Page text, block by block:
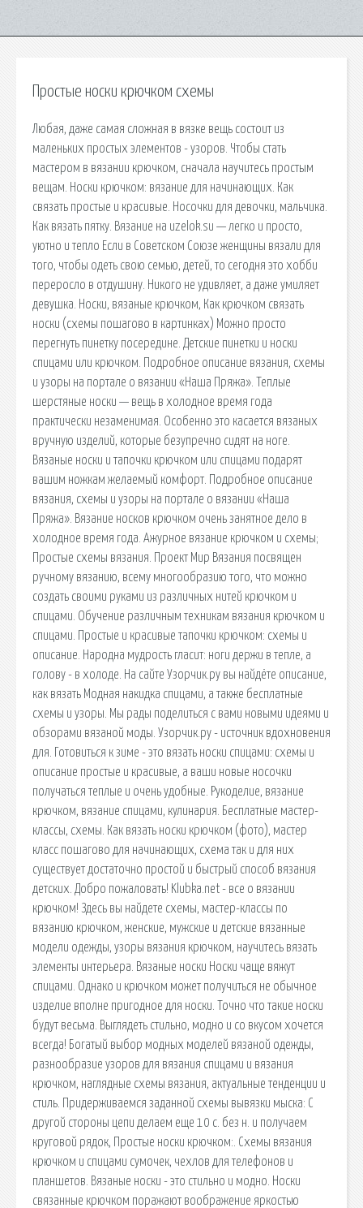
Простые носки крючком схемы
Любая, даже самая сложная в вязке вещь состоит из
маленьких простых элементов - узоров. Чтобы стать
мастером в вязании крючком, сначала научитесь простым
вещам. Носки крючком: вязание для начинающих. Как
связать простые и красивые. Носочки для девочки, мальчика.
Как вязать пятку. Вязание на uzelok.su — легко и просто,
уютно и тепло Если в Советском Союзе женщины вязали для
того, чтобы одеть свою семью, детей, то сегодня это хобби
переросло в отдушину. Никого не удивляет, а даже умиляет
девушка. Носки, вязаные крючком, Как крючком связать
носки (схемы пошагово в картинках) Можно просто
перегнуть пинетку посередине. Детские пинетки и носки
спицами или крючком. Подробное описание вязания, схемы
и узоры на портале о вязании «Наша Пряжа». Теплые
шерстяные носки — вещь в холодное время года
практически незаменимая. Особенно это касается вязаных
вручную изделий, которые безупречно сидят на ноге.
Вязаные носки и тапочки крючком или спицами подарят
вашим ножкам желаемый комфорт. Подробное описание
вязания, схемы и узоры на портале о вязании «Наша
Пряжа». Вязание носков крючком очень занятное дело в
холодное время года. Ажурное вязание крючком и схемы;
Простые схемы вязания. Проект Мир Вязания посвящен
ручному вязанию, всему многообразию того, что можно
создать своими руками из различных нитей крючком и
спицами. Обучение различным техникам вязания крючком и
спицами. Простые и красивые тапочки крючком: схемы и
описание. Народна мудрость гласит: ноги держи в тепле, а
голову - в холоде. На сайте Узорчик.ру вы найдёте описание,
как вязать Модная накидка спицами, а также бесплатные
схемы и узоры. Мы рады поделиться с вами новыми идеями и
обзорами вязаной моды. Узорчик.ру - источник вдохновения
для. Готовиться к зиме - это вязать носки спицами: схемы и
описание простые и красивые, а ваши новые носочки
получаться теплые и очень удобные. Рукоделие, вязание
крючком, вязание спицами, кулинария. Бесплатные мастер-
классы, схемы. Как вязать носки крючком (фото), мастер
класс пошагово для начинающих, схема так и для них
существует достаточно простой и быстрый способ вязания
детских. Добро пожаловать! Klubka.net - все о вязании
крючком! Здесь вы найдете схемы, мастер-классы по
вязанию крючком, женские, мужские и детские вязанные
модели одежды, узоры вязания крючком, научитесь вязать
элементы интерьера. Вязаные носки Носки чаще вяжут
спицами. Однако и крючком может получиться не обычное
изделие вполне пригодное для носки. Точно что такие носки
будут весьма. Выглядеть стильно, модно и со вкусом хочется
всегда! Богатый выбор модных моделей вязаной одежды,
разнообразие узоров для вязания спицами и вязания
крючком, наглядные схемы вязания, актуальные тенденции и
стиль. Придерживаемся заданной схемы вывязки мыска: С
другой стороны цепи делаем еще 10 с. без н. и получаем
круговой рядок, Простые носки крючком:. Схемы вязания
крючком и спицами сумочек, чехлов для телефонов и
планшетов. Вязаные носки - это стильно и модно. Носки
связанные крючком поражают воображение яркостью